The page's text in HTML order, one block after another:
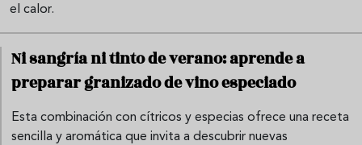
el calor.
Ni sangría ni tinto de verano: aprende a
preparar granizado de vino especiado
Esta combinación con cítricos y especias ofrece una receta
sencilla y aromática que invita a descubrir nuevas